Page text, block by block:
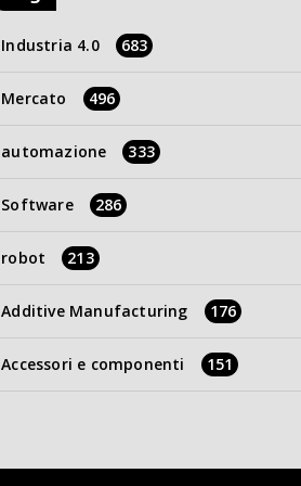
Industria 4.0 683
Mercato 496
automazione 333
Software 286
robot 213
Additive Manufacturing 176
Accessori e componenti 151